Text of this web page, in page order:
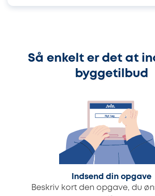
Så enkelt er det at
byggetilbud
Indsend din opgave
Beskriv kort den opgave, du